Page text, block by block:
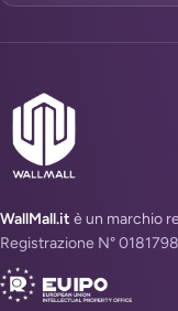
WallMall.it è un marchio
Registrazione N°